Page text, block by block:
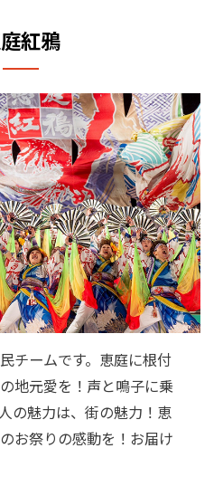
紅鴉
チームです。恵庭に根付
地元愛を！声と鳴子に乗
の魅力は、街の魅力！恵
お祭りの感動を！お届け